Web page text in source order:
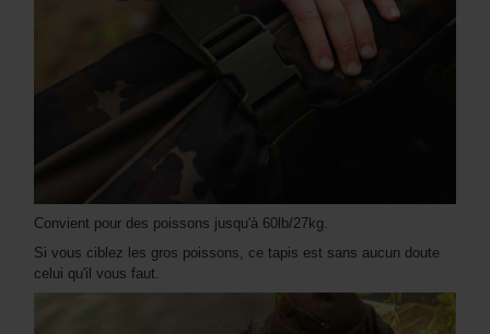
Convient pour des poissons jusqu'à 60lb/27kg.
Si vous ciblez les gros poissons, ce tapis est sans aucun doute
celui qu'il vous faut.